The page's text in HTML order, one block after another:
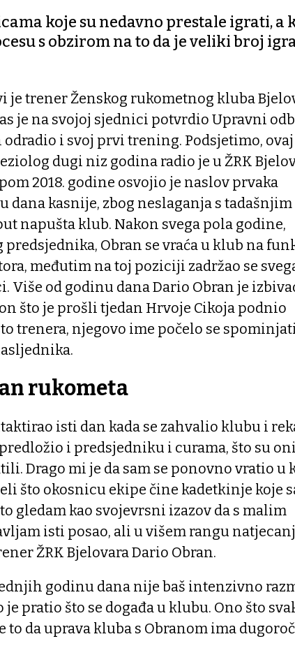
koje su nedavno prestale igrati, a
s obzirom na to da je veliki broj
je trener Ženskog rukometnog kluba
je na svojoj sjednici potvrdio Upravni
odradio i svoj prvi trening. Podsjetimo, ovaj
dugi niz godina radio je u ŽRK
2018. godine osvojio je naslov prvaka
dana kasnije, zbog neslaganja s tadašnjim
napušta klub. Nakon svega pola godine,
predsjednika, Obran se vraća u klub na
međutim na toj poziciji zadržao se
Više od godinu dana Dario Obran je
što je prošli tjedan Hrvoje Cikoja podnio
trenera, njegovo ime počelo se
rukometa
isti dan kada se zahvalio klubu i
i predsjedniku i curama, što su oni
Drago mi je da sam se ponovno vratio u
što okosnicu ekipe čine kadetkinje koje
gledam kao svojevrsni izazov da s malim
isti posao, ali u višem rangu
ŽRK Bjelovara Dario Obran.
godinu dana nije baš intenzivno
pratio što se događa u klubu. Ono što
to da uprava kluba s Obranom ima